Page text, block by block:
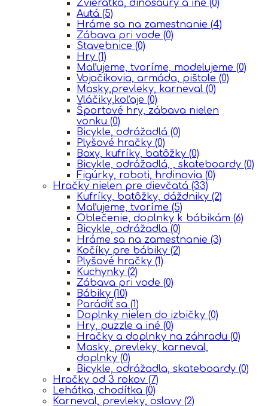
Zvieratká, dinosaury a iné (0)
Autá (5)
Hráme sa na zamestnanie (4)
Zábava pri vode (0)
Stavebnice (0)
Hry (1)
Maľujeme, tvoríme, modelujeme (0)
Vojačikovia, armáda, pištole (0)
Masky,prevleky, karneval (0)
Vláčiky,koľaje (0)
Športové hry, zábava nielen
vonku (0)
Bicykle, odrážadlá (0)
Plyšové hračky (0)
Boxy, kufríky, batôžky (0)
Bicykle, odrážadlá, , skateboardy (0)
Figúrky, roboti, hrdinovia (0)
Hračky nielen pre dievčatá (33)
Kufríky, batôžky, dáždniky (2)
Maľujeme, tvoríme (5)
Oblečenie, doplnky k bábikám (6)
Bicykle, odrážadla (0)
Hráme sa na zamestnanie (3)
Kočíky pre bábiky (2)
Plyšové hračky (1)
Kuchynky (2)
Zábava pri vode (0)
Bábiky (10)
Parádiť sa (1)
Doplnky nielen do izbičky (0)
Hry, puzzle a iné (0)
Hračky a doplnky na záhradu (0)
Masky, prevleky, karneval,
doplnky (0)
Bicykle, odrážadla, skateboardy (0)
Hračky od 3 rokov (7)
Lehátka, chodítka (0)
Karneval, prevleky, oslavy (2)